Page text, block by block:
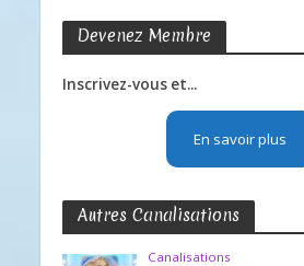
Devenez Membre
Inscrivez-vous et...
En savoir plus
Autres Canalisations
Canalisations